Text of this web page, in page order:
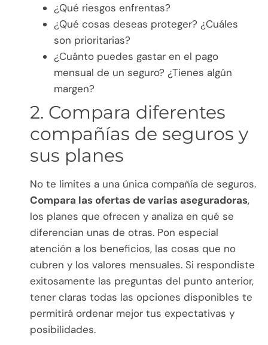
¿Qué riesgos enfrentas?
¿Qué cosas deseas proteger? ¿Cuáles
son prioritarias?
¿Cuánto puedes gastar en el pago
mensual de un seguro? ¿Tienes algún
margen?
2. Compara diferentes
compañías de seguros y
sus planes
No te limites a una única compañía de seguros.
Compara las ofertas de varias aseguradoras,
los planes que ofrecen y analiza en qué se
diferencian unas de otras. Pon especial
atención a los beneficios, las cosas que no
cubren y los valores mensuales. Si respondiste
exitosamente las preguntas del punto anterior,
tener claras todas las opciones disponibles te
permitirá ordenar mejor tus expectativas y
posibilidades.